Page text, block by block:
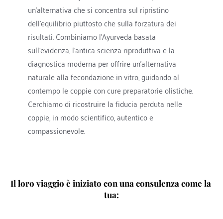
un'alternativa che si concentra sul ripristino
dell'equilibrio piuttosto che sulla forzatura dei
risultati. Combiniamo l'Ayurveda basata
sull'evidenza, l'antica scienza riproduttiva e la
diagnostica moderna per offrire un'alternativa
naturale alla fecondazione in vitro, guidando al
contempo le coppie con cure preparatorie olistiche.
Cerchiamo di ricostruire la fiducia perduta nelle
coppie, in modo scientifico, autentico e
compassionevole.
Il loro viaggio è iniziato con una consulenza come la
tua: